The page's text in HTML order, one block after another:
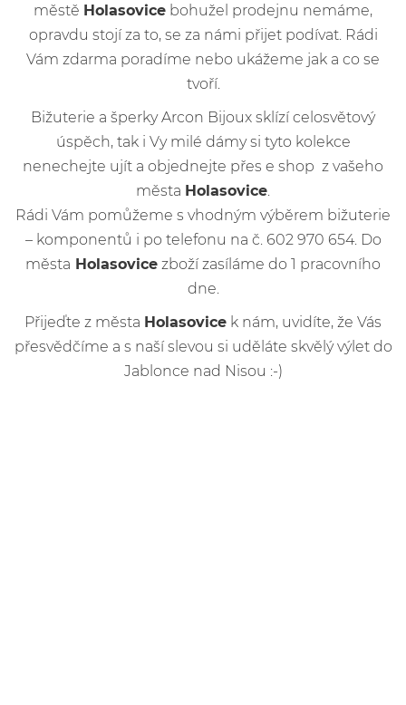
městě Holasovice bohužel prodejnu nemáme,
opravdu stojí za to, se za námi přijet podívat. Rádi
Vám zdarma poradíme nebo ukážeme jak a co se
tvoří.
Bižuterie a šperky Arcon Bijoux sklízí celosvětový
úspěch, tak i Vy milé dámy si tyto kolekce
nenechejte ujít a objednejte přes e shop z vašeho
města Holasovice
Rádi Vám pomůžeme s vhodným výběrem bižuterie
– komponentů i po telefonu na č. 602 970 654. Do
města Holasovice zboží zasíláme do 1 pracovního
dne.
Přijeďte z města Holasovice k nám, uvidíte, že Vás
přesvědčíme a s naší slevou si uděláte skvělý výlet do
Jablonce nad Nisou :-)